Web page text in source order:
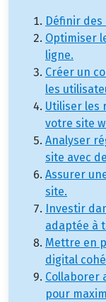
Définir
Optimiser
ligne.
Créer un
les
Utiliser les
votre site
Analyser
site avec
Assurer
site.
Investir
adaptée à
Mettre en
digital
Collaborer
pour